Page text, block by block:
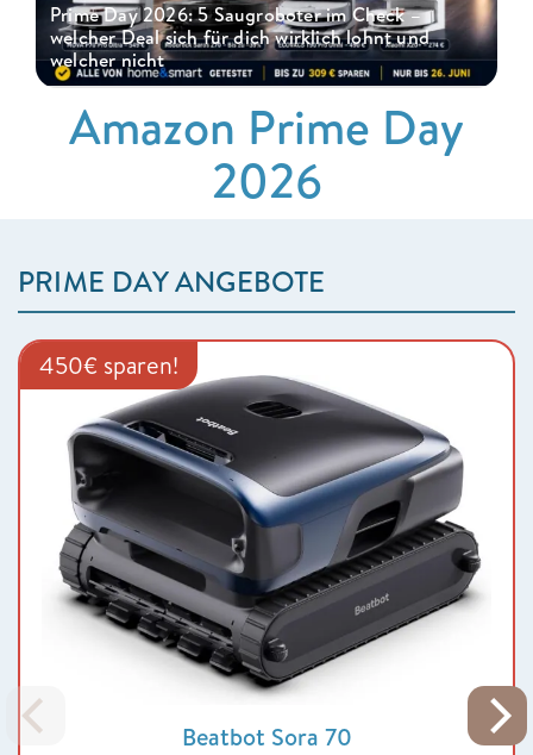
Prime Day 2026: 5 Saugroboter im Check –
welcher Deal sich für dich wirklich lohnt und
welcher nicht
Amazon Prime Day
2026
PRIME DAY ANGEBOTE
450€ sparen!
Beatbot Sora 70